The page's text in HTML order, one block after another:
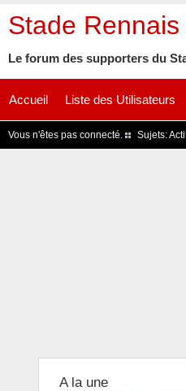
Stade
Le forum des supporters du
Accueil Liste des Utilisateurs
Vous n'êtes pas connecté. Sujets:
A la une